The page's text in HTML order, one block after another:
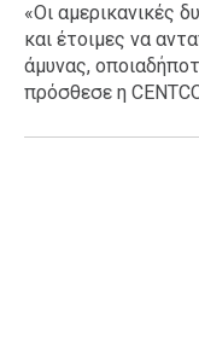
«Οι αμερικανικές
και έτοιμες να
άμυνας,
πρόσθεσε η